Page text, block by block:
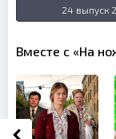
24 выпуск
Вместе с «На